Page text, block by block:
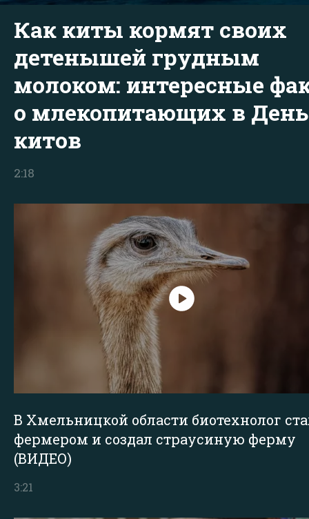
Как киты кормят своих
детенышей грудным
молоком: интересные
о млекопитающих в День
китов
2:18
В Хмельницкой области биотехнолог
фермером и создал страусиную ферму
(ВИДЕО)
3:21